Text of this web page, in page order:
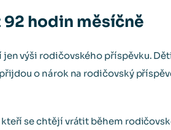
hodin měsíčně
výši rodičovského příspěvku.
o nárok na rodičovský
se chtějí vrátit během